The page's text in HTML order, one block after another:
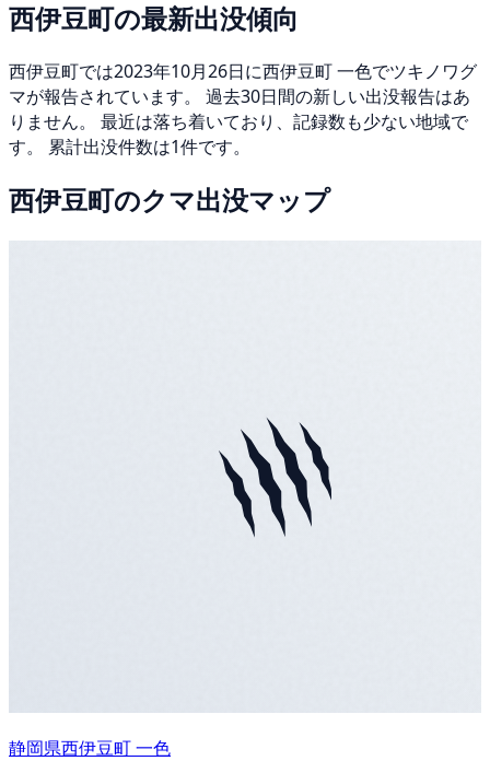
西伊豆町の最新出没傾向
西伊豆町では2023年10月26日に西伊豆町 一色でツキノワグ
マが報告されています。 過去30日間の新しい出没報告はあ
りません。 最近は落ち着いており、記録数も少ない地域で
す。 累計出没件数は1件です。
西伊豆町のクマ出没マップ
静岡県西伊豆町 一色